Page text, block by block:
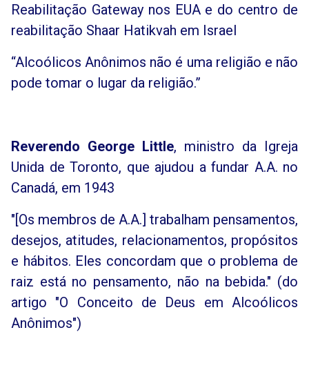
Reabilitação Gateway nos EUA e do centro de
reabilitação Shaar Hatikvah em Israel
“Alcoólicos Anônimos não é uma religião e não
pode tomar o lugar da religião.”
Reverendo George Little, ministro da Igreja
Unida de Toronto, que ajudou a fundar A.A. no
Canadá, em 1943
"[Os membros de A.A.] trabalham pensamentos,
desejos, atitudes, relacionamentos, propósitos
e hábitos. Eles concordam que o problema de
raiz está no pensamento, não na bebida." (do
artigo "O Conceito de Deus em Alcoólicos
Anônimos")